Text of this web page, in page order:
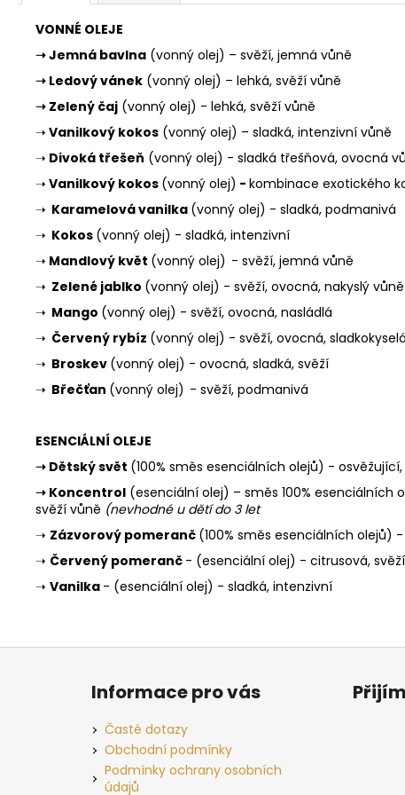
VONNÉ OLEJE
➝Jemná bavlna (vonný olej) – svěží, jemná vůně
➝ Ledový vánek (vonný olej) – lehká, svěží vůně
➝ Zelený čaj (vonný olej) - lehká, svěží vůně
➝ Vanilkový kokos (vonný olej) – sladká, intenzivní vůně
➝ Divoká třešeň (vonný olej) - sladká třešňová, ovocná
➝ Vanilkový kokos (vonný olej) - kombinace exotického
➝ Karamelová vanilka (vonný olej) - sladká, podmanivá
➝ Kokos (vonný olej) - sladká, intenzivní
➝ Mandlový květ (vonný olej) - svěží, jemná vůně
➝ Zelené jablko (vonný olej) - svěží, ovocná, nakyslý vůně
➝ Mango (vonný olej) - svěží, ovocná, nasládlá
➝ Červený rybíz (vonný olej) - svěží, ovocná,
➝ Broskev (vonný olej) - ovocná, sladká, svěží
➝ Břečťan (vonný olej) - svěží, podmanivá
ESENCIÁLNÍ OLEJE
➝ Dětský svět (100% směs esenciálních olejů) -
➝ Koncentrol (esenciální olej) – směs 100%
svěží vůně (nevhodné u dětí do 3 let
➝ Zázvorový pomeranč (100% směs esenciálních olejů)
➝ Červený pomeranč - (esenciální olej) - citrusová, svěží
➝ Vanilka - (esenciální olej) - sladká, intenzivní
Informace pro vás
Časté dotazy
Obchodní podmínky
Podmínky ochrany osobních
údajů